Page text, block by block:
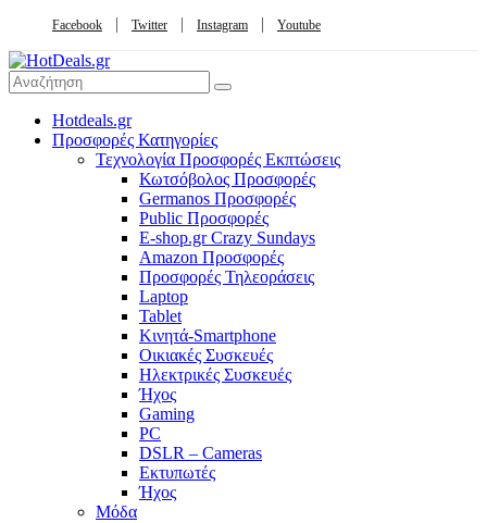
Facebook Twitter Instagram Youtube
Hotdeals.gr
Προσφορές Κατηγορίες
Τεχνολογία Προσφορές Εκπτώσεις
Κωτσόβολος Προσφορές
Germanos Προσφορές
Public Προσφορές
E-shop.gr Crazy Sundays
Amazon Προσφορές
Προσφορές Τηλεοράσεις
Laptop
Tablet
Κινητά-Smartphone
Οικιακές Συσκευές
Hλεκτρικές Συσκευές
Ήχος
Gaming
PC
DSLR – Cameras
Εκτυπωτές
Ήχος
Μόδα